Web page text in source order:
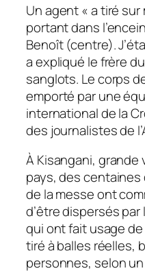
Un agent « a tiré
portant dans
Benoît (centre).
a expliqué le frère
sanglots. Le corps
emporté par une
international de la
des journalistes de
À Kisangani,
pays, des
de la messe ont
d’être dispersés
qui ont fait usage
tiré à balles réelles,
personnes, selon un